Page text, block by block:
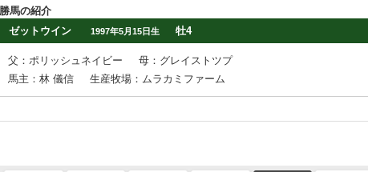
勝馬の紹介
ゼットウイン
1997年5月15日生 牡4
父：ポリッシュネイビー
母：グレイストツプ
馬主：林 儀信
生産牧場：ムラカミファーム